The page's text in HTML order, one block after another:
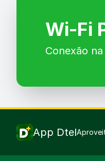
Wi-Fi
Conexão
App Dtel